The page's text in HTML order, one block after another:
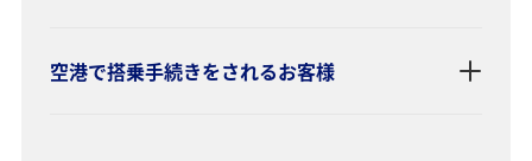
空港で搭乗手続きをされるお客様